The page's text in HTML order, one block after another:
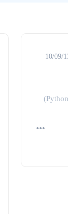
10/09/
چگونگی اجرای Python در سرورهای cPanel پایتون (Python)